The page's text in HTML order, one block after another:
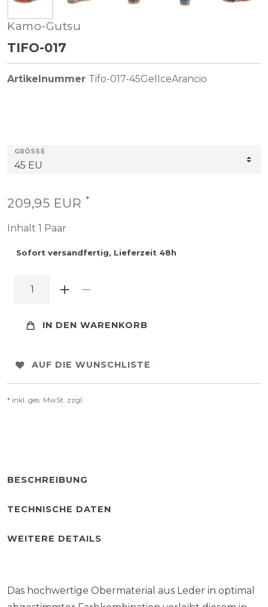
Kamo-Gutsu
TIFO-017
Artikelnummer Tifo-017-45GelIceArancio
GRÖSSE
209,95 EUR *
Inhalt 1 Paar
Sofort versandfertig, Lieferzeit 48h
IN DEN WARENKORB
AUF DIE WUNSCHLISTE
* inkl. ges. MwSt. zzgl.
BESCHREIBUNG
TECHNISCHE DATEN
WEITERE DETAILS
Das hochwertige Obermaterial aus Leder in optimal